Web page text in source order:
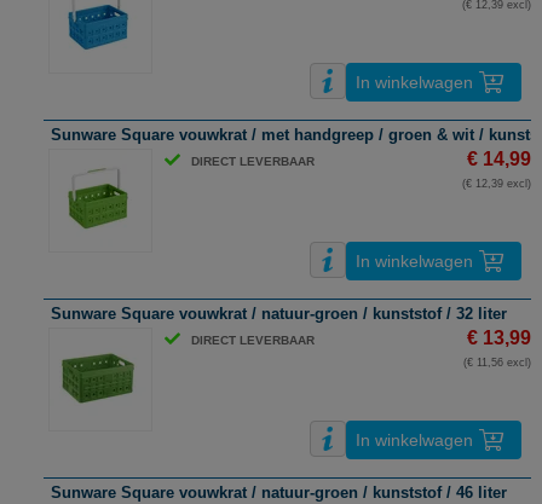
(€ 12,39 excl)
In winkelwagen
Sunware Square vouwkrat / met handgreep / groen & wit /
DIRECT LEVERBAAR € 14,99
(€ 12,39 excl)
In winkelwagen
Sunware Square vouwkrat / natuur-groen / kunststof / 32 liter
DIRECT LEVERBAAR € 13,99
(€ 11,56 excl)
In winkelwagen
Sunware Square vouwkrat / natuur-groen / kunststof / 46 liter